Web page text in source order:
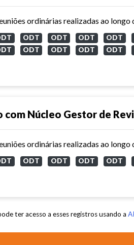
ODT ODT ODT ODT
ODT ODT ODT ODT
com Núcleo Gestor de
ODT ODT ODT ODT
ter acesso a esses registros usando a